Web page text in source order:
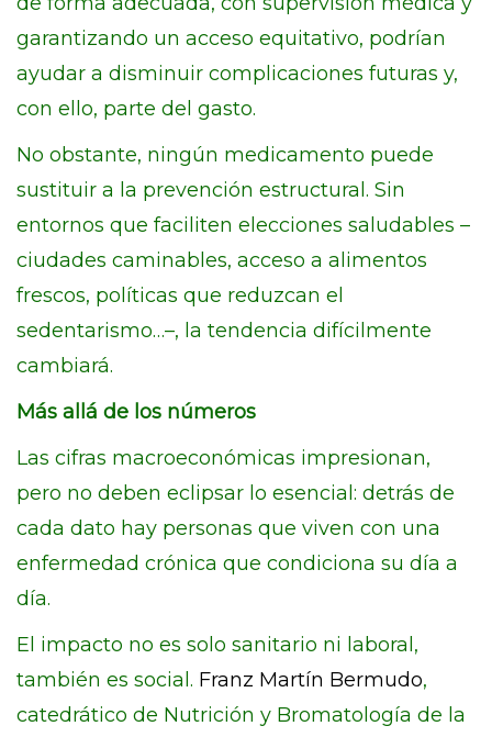
garantizando un acceso equitativo, podrían
ayudar a disminuir complicaciones futuras y,
con ello, parte del gasto.
No obstante, ningún medicamento puede
sustituir a la prevención estructural. Sin
entornos que faciliten elecciones saludables –
ciudades caminables, acceso a alimentos
frescos, políticas que reduzcan el
sedentarismo…–, la tendencia difícilmente
cambiará.
Más allá de los números
Las cifras macroeconómicas impresionan,
pero no deben eclipsar lo esencial: detrás de
cada dato hay personas que viven con una
enfermedad crónica que condiciona su día a
día.
El impacto no es solo sanitario ni laboral,
también es social. Franz Martín Bermudo,
catedrático de Nutrición y Bromatología de la